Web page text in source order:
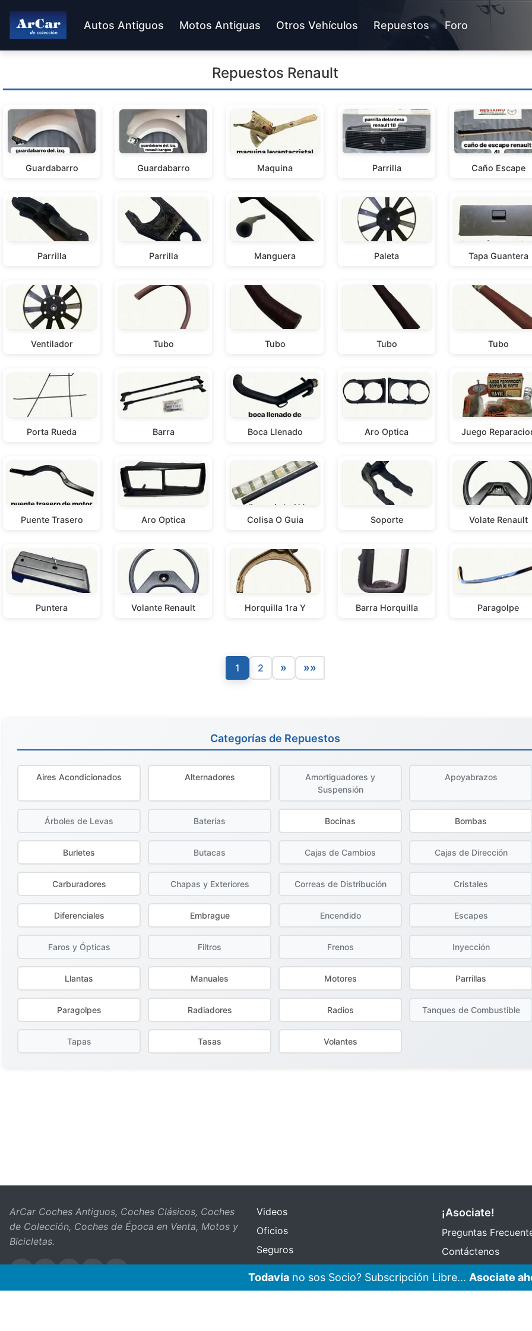
Autos Antiguos Motos Antiguas Otros Vehículos Repuestos Foro
Repuestos Renault
Guardabarro Guardabarro Maquina Parrilla Caño Escape
Parrilla Parrilla Manguera Paleta Tapa Guantera
Ventilador Tubo Tubo Tubo Tubo
Porta Rueda Barra Boca Llenado Aro Optica Juego
Puente Trasero Aro Optica Colisa O Guia Soporte Volate Renault
Puntera Volante Renault Horquilla 1ra Y Barra Horquilla Paragolpe
1 2 » »»
Categorías de Repuestos
Aires Acondicionados Alternadores
Amortiguadores y
Suspensión
Apoyabrazos
Árboles de Levas Baterías Bocinas Bombas
Burletes Butacas Cajas de Cambios Cajas de Dirección
Carburadores Chapas y Exteriores Correas de Distribución Cristales
Diferenciales Embrague Encendido Escapes
Faros y Ópticas Filtros Frenos Inyección
Llantas Manuales Motores Parrillas
Paragolpes Radiadores Radios Tanques de Combustible
Tapas Tasas Volantes
ArCar Coches Antiguos, Coches Clásicos, Coches
de Colección, Coches de Época en Venta, Motos y
Bicicletas.
Videos
Oficios
Seguros
¡Asociate!
Preguntas
Contáctenos
Subscribir eMail
Todavíano sos Socio? Subscripción Libre... Asociate